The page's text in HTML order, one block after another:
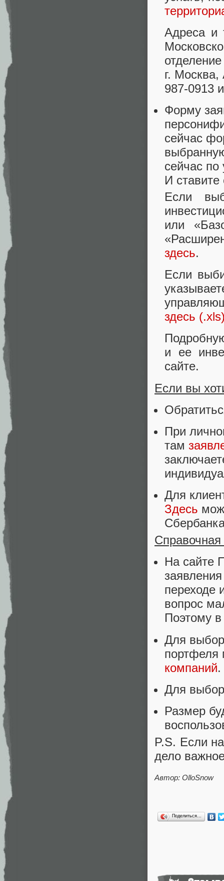
Адреса и
г.
987-0913
Форму
сейчас
сейчас
И ставите
Если
или
здесь.
Если
здесь
и ее
сайте.
Если вы
При
там
Для
Здесь
На сайте
переходе
вопрос
Поэтому в
Для
портфеля
компаний.
Для
Размер
P.S. Если
дело
Автор: OlloSnow
Поделиться…